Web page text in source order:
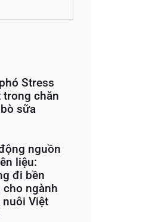
Stress
trong chăn
sữa
nguồn
liệu:
đi bền
cho ngành
nuôi Việt